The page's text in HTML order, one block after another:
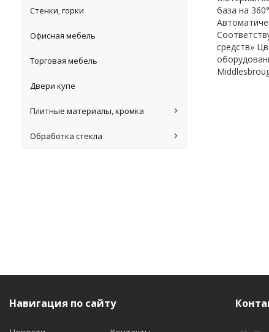
Стенки, горки
Офисная мебель
Торговая мебель
Двери купе
Плитные материалы, кромка
Обработка стекла
база на
средств»
Навигация по сайту